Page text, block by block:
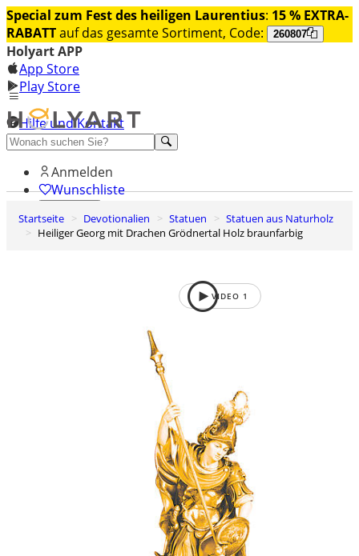
Special zum Fest des heiligen Laurentius: 15 % EXTRA-
RABATTauf das gesamte Sortiment, Code: 260807
Holyart APP
App Store
Play Store
Hilfe und Kontakt
Entdecken Sie Premium
Anmelden
Wunschliste
0
Warenkorb
Startseite Devotionalien Statuen
Statuen aus Naturholz
Heiliger Georg mit Drachen Grödnertal Holz braunfarbig
VIDEO 1